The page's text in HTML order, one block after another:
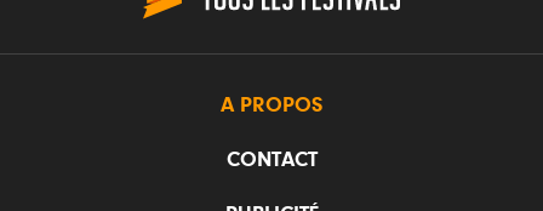
A PROPOS
CONTACT